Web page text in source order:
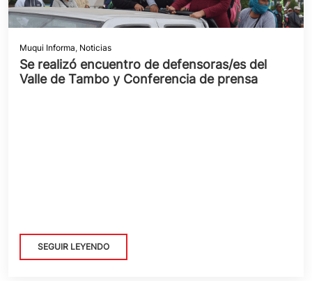
Muqui Informa, Noticias
Se realizó encuentro de defensoras/es del
Valle de Tambo y Conferencia de prensa
SEGUIR LEYENDO